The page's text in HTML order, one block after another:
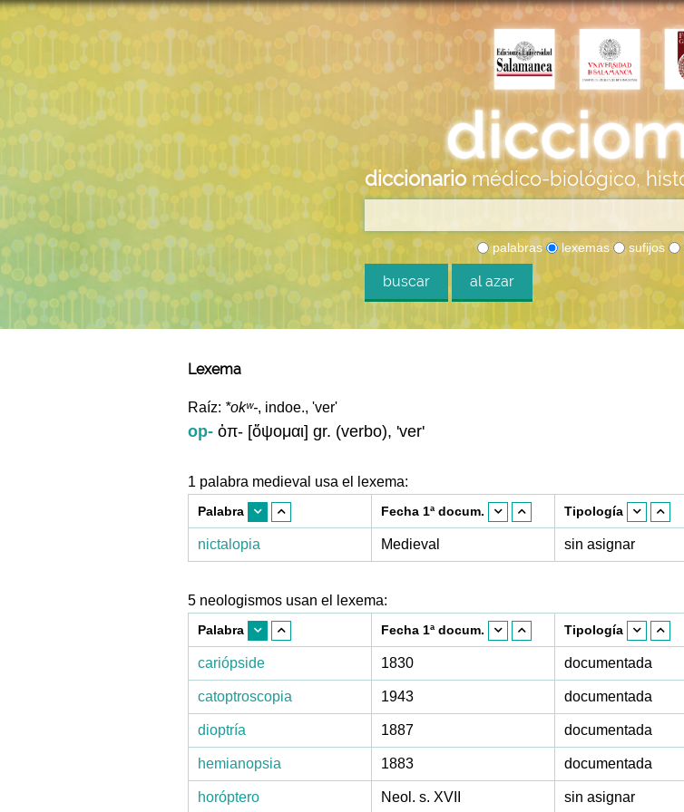
diccionario médico-biológico,
palabras lexemas sufijos
buscar al azar
Lexema
Raíz: *okʷ-, indoe., 'ver'
op- ὀπ- [ὄψομαι] gr. (verbo), 'ver'
1 palabra medieval usa el lexema:
Palabra Fecha 1ª docum. Tipología
nictalopia Medieval sin asignar
5 neologismos usan el lexema:
Palabra Fecha 1ª docum. Tipología
cariópside 1830 documentada
catoptroscopia 1943 documentada
dioptría 1887 documentada
hemianopsia 1883 documentada
horóptero Neol. s. XVII sin asignar